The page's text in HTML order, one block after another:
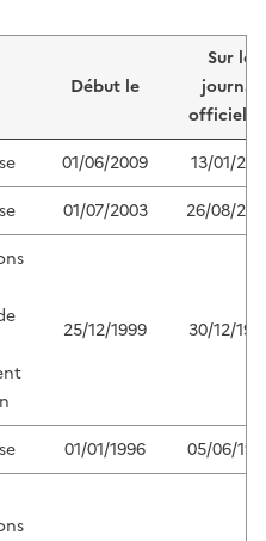
Début le
Sur le
journal
officiel
01/06/2009
13/01/
01/07/2003 26/08/
25/12/1999 30/12/
01/01/1996 05/06/